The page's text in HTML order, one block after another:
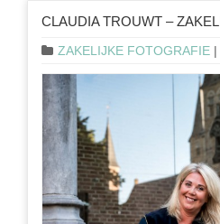
CLAUDIA TROUWT –
ZAKELIJKE FOTOGRAFIE |